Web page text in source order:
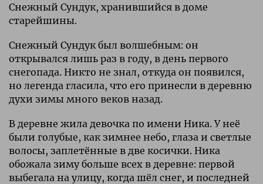
Снежный Сундук, хранившийся в доме
старейшины.
Снежный Сундук был волшебным: он
открывался лишь раз в году, в день первого
снегопада. Никто не знал, откуда он появился,
но легенда гласила, что его принесли в деревню
духи зимы много веков назад.
В деревне жила девочка по имени Ника. У неё
были голубые, как зимнее небо, глаза и светлые
волосы, заплетённые в две косички. Ника
обожала зиму больше всех в деревне: первой
выбегала на улицу, когда шёл снег, и последней